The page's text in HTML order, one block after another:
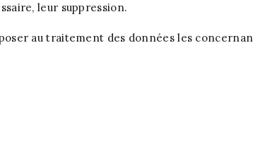
leur suppression.
au traitement des données les